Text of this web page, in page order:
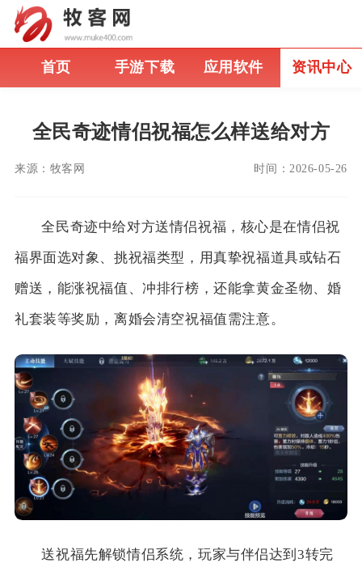
首页 手游下载 应用软件 资讯中心
全民奇迹情侣祝福怎么样送给对方
来源： 牧客网 时间： 2026-05-26
全民奇迹中给对方送情侣祝福，核心是在情侣祝
福界面选对象、挑祝福类型，用真挚祝福道具或钻石
赠送，能涨祝福值、冲排行榜，还能拿黄金圣物、婚
礼套装等奖励，离婚会清空祝福值需注意。
送祝福先解锁情侣系统，玩家与伴侣达到3转完